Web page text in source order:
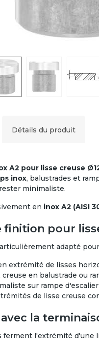
Détails du produit
A2 pour lisse creuse
inox, balustrades et
minimaliste.
en inox A2 (AISI
finition pour
adapté
extrémité de lisses
en balustrade ou
sur rampe
de lisse creuse
la
ferment l'extrémité d'une